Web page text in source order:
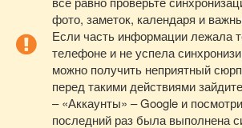
фото, заметок, календаря и
Если часть информации лежала
телефоне и не успела
можно получить неприятный
перед такими действиями
– «Аккаунты» – Google и
последний раз была выполнена